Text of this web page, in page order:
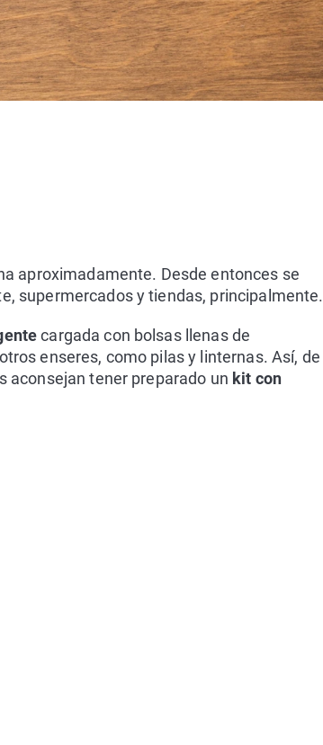
aproximadamente. Desde entonces se
supermercados y tiendas, principalmente.
cargada con bolsas llenas de
enseres, como pilas y linternas. Así, de
aconsejan tener preparado un kit con